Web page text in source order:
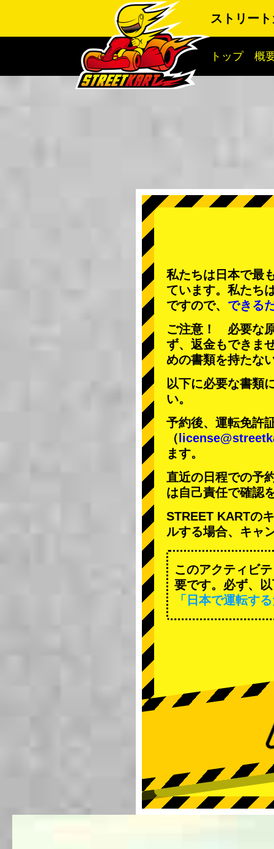
ストリー
トップ 概
私たちは日本で最
ています。私たち
ですので、 できる
ご注意！ 必要な
ず、返金もできま
めの書類を持たな
以下に必要な書類
い。
予約後、運転免許
（
ます。
直近の日程での予
は自己責任で確認
STREET KARTの
ルする場合、キャ
このアクティビ
要です。必ず、
「日本で運転す